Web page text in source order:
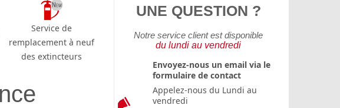
Service de
remplacement à neuf
des extincteurs
UNE QUESTION ?
Notre service client est disponible
du lundi au vendredi
Envoyez-nous un email via le
formulaire de contact
Appelez-nous du Lundi au
vendredi